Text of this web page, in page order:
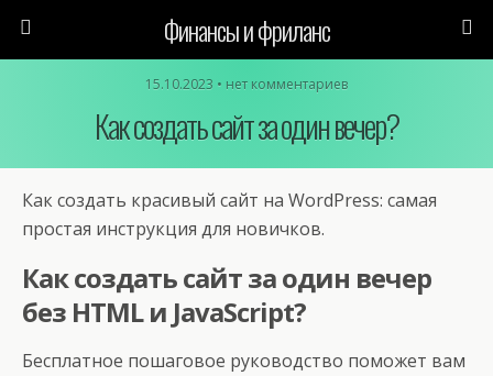
Финансы и фриланс
15.10.2023 • нет комментариев
Как создать сайт за один вечер?
Как создать красивый сайт на WordPress: самая
простая инструкция для новичков.
Как создать сайт за один вечер
без HTML и JavaScript?
Бесплатное пошаговое руководство поможет вам